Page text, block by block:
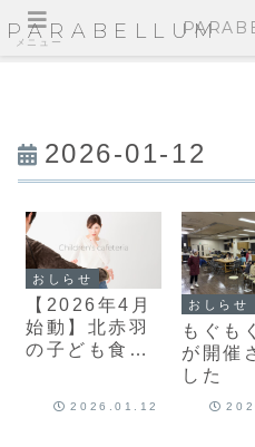
PARABELLUM
2026-01-12
おしらせ
【2026年4月
始動】北赤羽
の子ども食堂
ティア＆ご寄
2026.01.12
おしらせ
もぐも
が開催
した
メニュー